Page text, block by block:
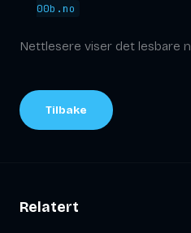
00b.no
Nettlesere viser det lesbare
Tilbake
Relatert